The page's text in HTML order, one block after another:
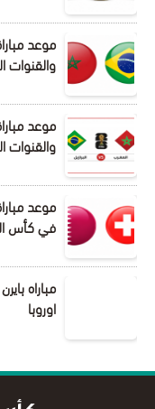
والقنوات
والقنوات
موعد
في كأس
اوروبا